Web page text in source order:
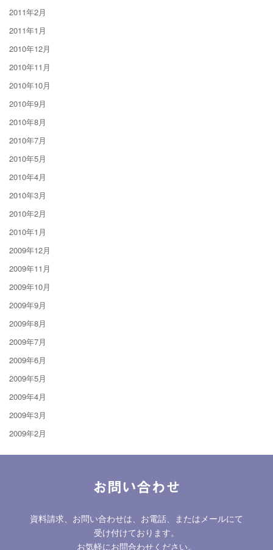
2011年2月
2011年1月
2010年12月
2010年11月
2010年10月
2010年9月
2010年8月
2010年7月
2010年5月
2010年4月
2010年3月
2010年2月
2010年1月
2009年12月
2009年11月
2009年10月
2009年9月
2009年8月
2009年7月
2009年6月
2009年5月
2009年4月
2009年3月
2009年2月
お問い合わせ
資料請求、お問い合わせは、お電話、またはメールにて
受け付けております。
お気軽にお問合わせください。